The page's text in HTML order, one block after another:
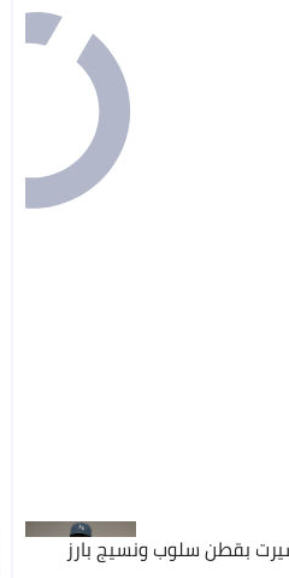
بقطن سلوب ونسيج بارز